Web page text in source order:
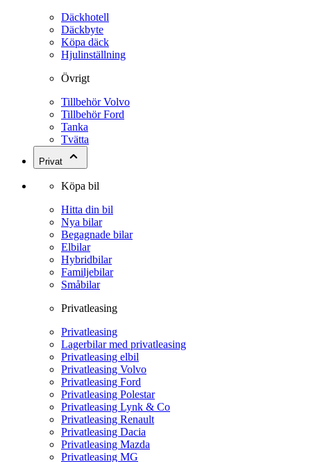
Däckhotell
Däckbyte
Köpa däck
Hjulinställning
Övrigt
Tillbehör Volvo
Tillbehör Ford
Tanka
Tvätta
Privat
Köpa bil
Hitta din bil
Nya bilar
Begagnade bilar
Elbilar
Hybridbilar
Familjebilar
Småbilar
Privatleasing
Privatleasing
Lagerbilar med privatleasing
Privatleasing elbil
Privatleasing Volvo
Privatleasing Ford
Privatleasing Polestar
Privatleasing Lynk & Co
Privatleasing Renault
Privatleasing Dacia
Privatleasing Mazda
Privatleasing MG